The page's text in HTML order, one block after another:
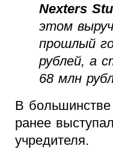
Nexters
этом
прошлый
рублей, а
68 млн
В
ранее
учредителя.